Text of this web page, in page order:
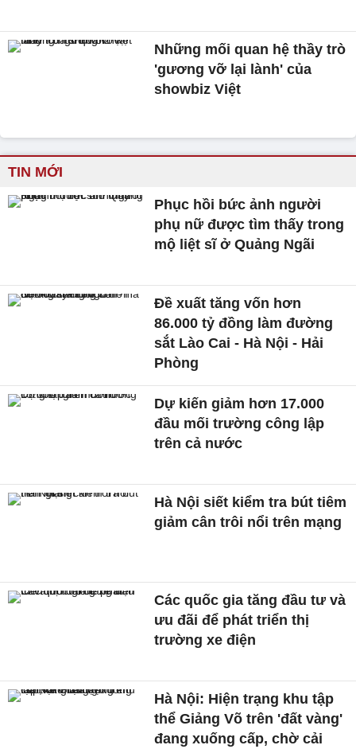
Những mối quan hệ thầy trò
'gương vỡ lại lành' của
showbiz Việt
TIN MỚI
Phục hồi bức ảnh người
phụ nữ được tìm thấy trong
mộ liệt sĩ ở Quảng Ngãi
Đề xuất tăng vốn hơn
86.000 tỷ đồng làm đường
sắt Lào Cai - Hà Nội - Hải
Phòng
Dự kiến giảm hơn 17.000
đầu mối trường công lập
trên cả nước
Hà Nội siết kiểm tra bút tiêm
giảm cân trôi nổi trên mạng
Các quốc gia tăng đầu tư và
ưu đãi để phát triển thị
trường xe điện
Hà Nội: Hiện trạng khu tập
thể Giảng Võ trên 'đất vàng'
đang xuống cấp, chờ cải